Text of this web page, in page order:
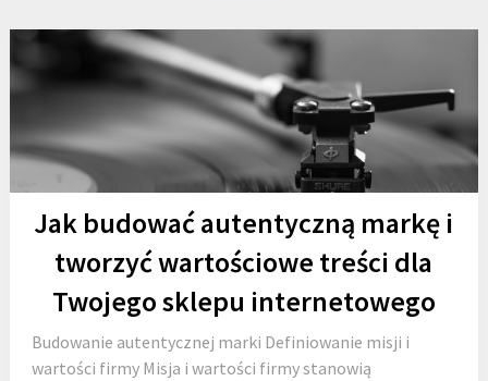
Jak budować autentyczną markę i
tworzyć wartościowe treści dla
Twojego sklepu internetowego
Budowanie autentycznej marki Definiowanie misji i
wartości firmy Misja i wartości firmy stanowią